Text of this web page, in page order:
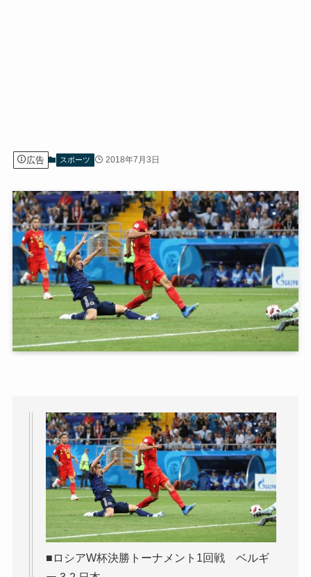
広告 スポーツ 2018年7月3日
■ロシアW杯決勝トーナメント1回戦 ベルギ